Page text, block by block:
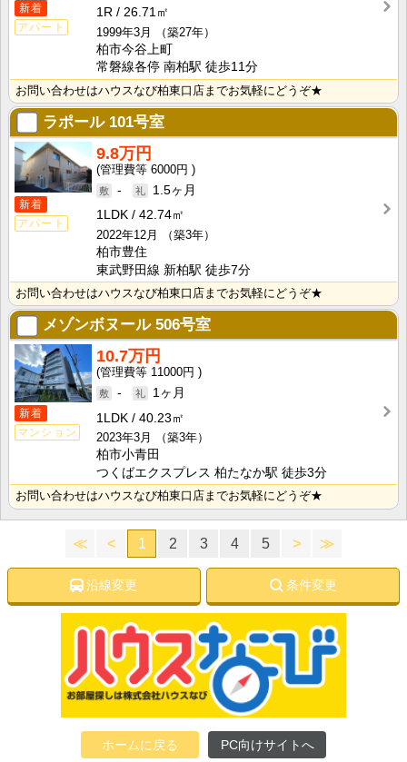
新着
アパート
1R
26.71㎡
1999年3月
（築27年）
柏市今谷上町
常磐線各停 南柏駅 徒歩11分
お問い合わせはハウスなび柏東口店までお気軽にどうぞ★
ラポール101号室
新着
アパート
9.8万円
6000円
-
1.5ヶ月
1LDK
42.74㎡
2022年12月
（築3年）
柏市豊住
東武野田線 新柏駅 徒歩7分
お問い合わせはハウスなび柏東口店までお気軽にどうぞ★
メゾンボヌール506号室
新着
マンション
10.7万円
11000円
-
1ヶ月
1LDK
40.23㎡
2023年3月
（築3年）
柏市小青田
つくばエクスプレス 柏たなか駅 徒歩3分
お問い合わせはハウスなび柏東口店までお気軽にどうぞ★
≪ < 1 2 3 4 5 > ≫
沿線変更 条件変更
ホームに戻る PC向けサイトへ